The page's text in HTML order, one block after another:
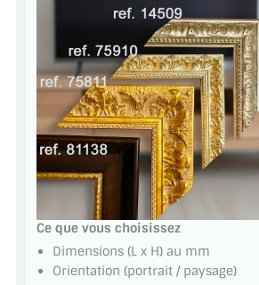
MIROIR POUR PORTE
MIROIR DE SALLE DE BAIN
MIROIR PAROI DE DOUCHE
MIROIR POUR SALLE DE SPORT
MIROIR POUR SALLE DE DANSE
MIROIR ENCADRÉ
MIROIR TV
Ce que vous choisissez
Dimensions (L x H) au mm
Orientation (portrait / paysage)